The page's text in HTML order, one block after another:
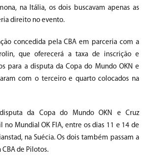
na Itália, os dois buscavam apenas as
direito no evento.
concedida pela CBA em parceria com a
que oferecerá a taxa de inscrição e
para a disputa da Copa do Mundo OKN e
com o terceiro e quarto colocados na
da Copa do Mundo OKN e Cruz
no Mundial OK FIA, entre os dias 11 e 14 de
na Suécia. Os dois também passam a
de Pilotos.